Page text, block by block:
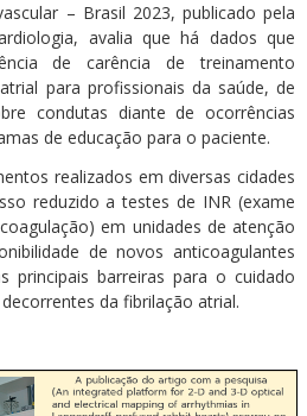
– Brasil 2023, publicado pela
avalia que há dados que
de carência de treinamento
para profissionais da saúde, de
condutas diante de ocorrências
de educação para o paciente.
realizados em diversas cidades
reduzido a testes de INR (exame
em unidades de atenção
de novos anticoagulantes
principais barreiras para o cuidado
da fibrilação atrial.